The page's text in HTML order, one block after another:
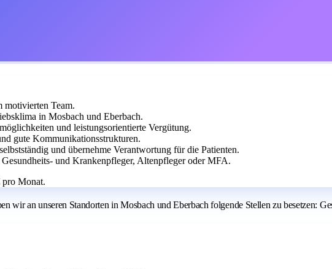
motivierten Team.
in Mosbach und Eberbach.
und leistungsorientierte Vergütung.
gute Kommunikationsstrukturen.
und übernehme Verantwortung für die Patienten.
und Krankenpfleger, Altenpfleger oder MFA.
pro Monat.
wir an unseren Standorten in Mosbach und Eberbach folgende Stellen zu